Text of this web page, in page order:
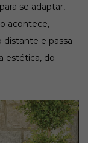
se adaptar,
acontece,
distante e passa
estética, do